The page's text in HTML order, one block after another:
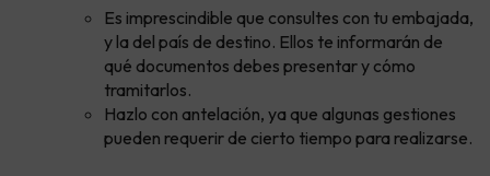
Es imprescindible que consultes con tu embajada,
y la del país de destino. Ellos te informarán de
qué documentos debes presentar y cómo
tramitarlos.
Hazlo con antelación, ya que algunas gestiones
pueden requerir de cierto tiempo para realizarse.